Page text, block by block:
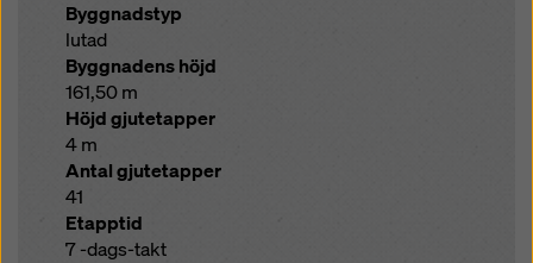
Byggnadstyp
lutad
Byggnadens höjd
161,50 m
Höjd gjutetapper
4 m
Antal gjutetapper
41
Etapptid
7 -dags-takt